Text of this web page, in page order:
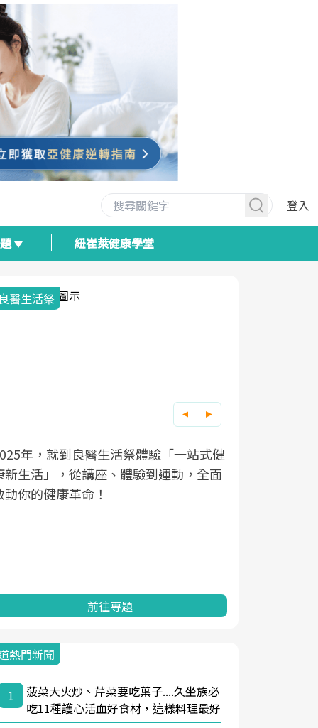
登入
紐崔萊健康學堂
與健康韌性的距離
醫健康網從「換季的身體變化」出發，
過醫學觀點與日常感受的對話，建立對
健康的認知，進而引導實際的改善行
前往專題
熱門新聞
1
菠菜大火炒、芹菜要吃葉子....久坐族必
吃11種護心活血好食材，這樣料理最好